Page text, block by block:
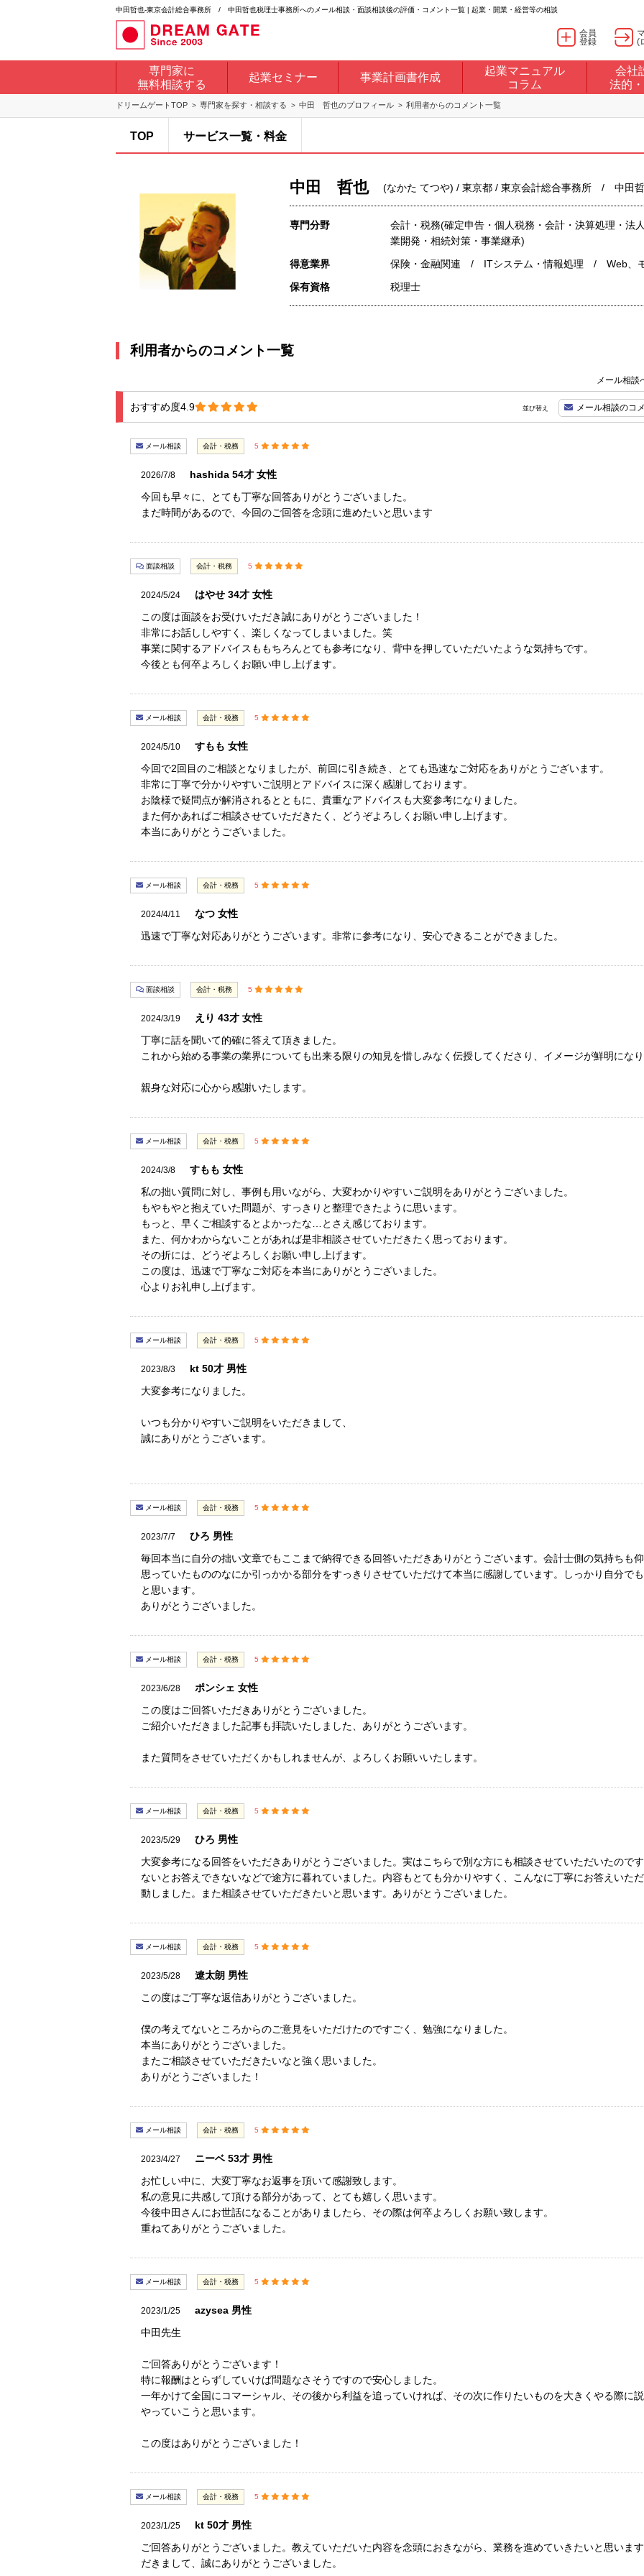
中田哲也-東京会計総合事務所 / 中田哲也税理士事務所へのメール相談・面談相談後の評価・コメント一覧 | 起業・開業・経営等の相談
会員
登録
(
専門家に
無料相談する
起業セミナー 事業計画書作成
起業マニュアル
コラム
会社
法的
ドリームゲートTOP 専門家を探す・相談する 中田 哲也のプロフィール 利用者からのコメント一覧
TOP サービス一覧・料金
中田 哲也 (なかた てつや) / 東京都 / 東京会計総合事務所 / 中田
専門分野
会計・税務(確定申告・個人税務・会計・決算処理・
業開発・相続対策・事業継承)
得意業界
保険・金融関連 / ITシステム・情報処理 / Web、
保有資格
税理士
利用者からのコメント一覧
メール相談
おすすめ度4.9 並び替え メール相談のコ
メール相談 会計・税務 5
2026/7/8
hashida 54才 女性
今回も早々に、とても丁寧な回答ありがとうございました。
まだ時間があるので、今回のご回答を念頭に進めたいと思います
面談相談 会計・税務 5
2024/5/24
はやせ 34才 女性
この度は面談をお受けいただき誠にありがとうございました！
非常にお話ししやすく、楽しくなってしまいました。笑
事業に関するアドバイスももちろんとても参考になり、背中を押していただいたような気持ちです。
今後とも何卒よろしくお願い申し上げます。
メール相談 会計・税務 5
2024/5/10
すもも 女性
今回で2回目のご相談となりましたが、前回に引き続き、とても迅速なご対応をありがとうございます。
非常に丁寧で分かりやすいご説明とアドバイスに深く感謝しております。
お陰様で疑問点が解消されるとともに、貴重なアドバイスも大変参考になりました。
また何かあればご相談させていただきたく、どうぞよろしくお願い申し上げます。
本当にありがとうございました。
メール相談 会計・税務 5
2024/4/11
なつ 女性
迅速で丁寧な対応ありがとうございます。非常に参考になり、安心できることができました。
面談相談 会計・税務 5
2024/3/19
えり 43才 女性
丁寧に話を聞いて的確に答えて頂きました。
これから始める事業の業界についても出来る限りの知見を惜しみなく伝授してくださり、イメージが鮮明にな
親身な対応に心から感謝いたします。
メール相談 会計・税務 5
2024/3/8
すもも 女性
私の拙い質問に対し、事例も用いながら、大変わかりやすいご説明をありがとうございました。
もやもやと抱えていた問題が、すっきりと整理できたように思います。
もっと、早くご相談するとよかったな…とさえ感じております。
また、何かわからないことがあれば是非相談させていただきたく思っております。
その折には、どうぞよろしくお願い申し上げます。
この度は、迅速で丁寧なご対応を本当にありがとうございました。
心よりお礼申し上げます。
メール相談 会計・税務 5
2023/8/3
kt 50才 男性
大変参考になりました。
いつも分かりやすいご説明をいただきまして、
誠にありがとうございます。
メール相談 会計・税務 5
2023/7/7
ひろ 男性
毎回本当に自分の拙い文章でもここまで納得できる回答いただきありがとうございます。会計士側の気持ちも
思っていたもののなにか引っかかる部分をすっきりさせていただけて本当に感謝しています。しっかり自分で
と思います。
ありがとうございました。
メール相談 会計・税務 5
2023/6/28
ポンシェ 女性
この度はご回答いただきありがとうございました。
ご紹介いただきました記事も拝読いたしました、ありがとうございます。
また質問をさせていただくかもしれませんが、よろしくお願いいたします。
メール相談 会計・税務 5
2023/5/29
ひろ 男性
大変参考になる回答をいただきありがとうございました。実はこちらで別な方にも相談させていただいたので
ないとお答えできないなどで途方に暮れていました。内容もとても分かりやすく、こんなに丁寧にお答えいた
動しました。また相談させていただきたいと思います。ありがとうございました。
メール相談 会計・税務 5
2023/5/28
遼太朗 男性
この度はご丁寧な返信ありがとうございました。
僕の考えてないところからのご意見をいただけたのですごく、勉強になりました。
本当にありがとうございました。
またご相談させていただきたいなと強く思いました。
ありがとうございました！
メール相談 会計・税務 5
2023/4/27
ニーベ 53才 男性
お忙しい中に、大変丁寧なお返事を頂いて感謝致します。
私の意見に共感して頂ける部分があって、とても嬉しく思います。
今後中田さんにお世話になることがありましたら、その際は何卒よろしくお願い致します。
重ねてありがとうございました。
メール相談 会計・税務 5
2023/1/25
azysea 男性
中田先生
ご回答ありがとうございます！
特に報酬はとらずしていけば問題なさそうですので安心しました。
一年かけて全国にコマーシャル、その後から利益を追っていければ、その次に作りたいものを大きくやる際に
やっていこうと思います。
この度はありがとうございました！
メール相談 会計・税務 5
2023/1/25
kt 50才 男性
ご回答ありがとうございました。教えていただいた内容を念頭におきながら、業務を進めていきたいと思いま
だきまして、誠にありがとうございました。